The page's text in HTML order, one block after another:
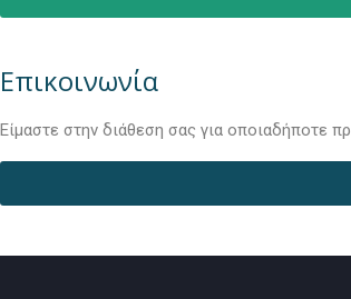
Επικοινωνία
Είμαστε στην διάθεση σας για οποιαδήποτε